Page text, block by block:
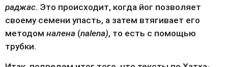
раджас. Это происходит, когда йог позволяет
своему семени упасть, а затем втягивает его
методом налена (nalena), то есть с помощью
трубки.